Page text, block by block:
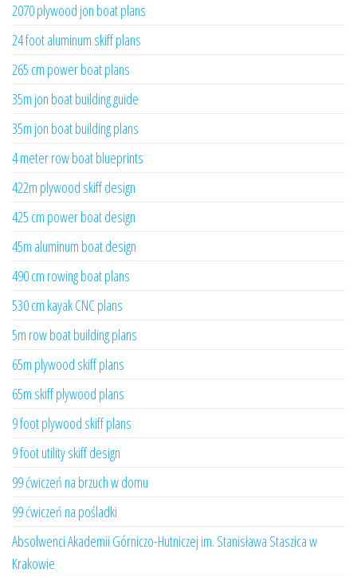
2070 plywood jon boat plans
24 foot aluminum skiff plans
265 cm power boat plans
35m jon boat building guide
35m jon boat building plans
4 meter row boat blueprints
422m plywood skiff design
425 cm power boat design
45m aluminum boat design
490 cm rowing boat plans
530 cm kayak CNC plans
5m row boat building plans
65m plywood skiff plans
65m skiff plywood plans
9 foot plywood skiff plans
9 foot utility skiff design
99 ćwiczeń na brzuch w domu
99 ćwiczeń na pośladki
Absolwenci Akademii Górniczo-Hutniczej im. Stanisława Staszica w
Krakowie